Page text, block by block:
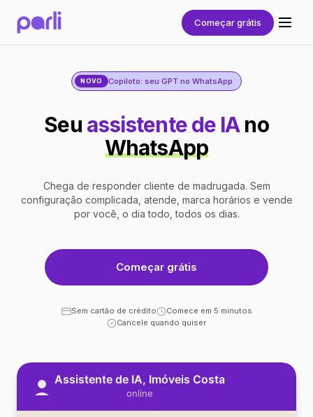
Começar grátis
NOVO Copiloto: seu GPT no WhatsApp
Seu assistente de IAno
WhatsApp
Chega de responder cliente de madrugada. Sem
configuração complicada, atende, marca horários e vende
por você, o dia todo, todos os dias.
Começar grátis
Sem cartão de crédito
Comece em 5 minutos
Cancele quando quiser
Assistente de IA, Imóveis Costa
online